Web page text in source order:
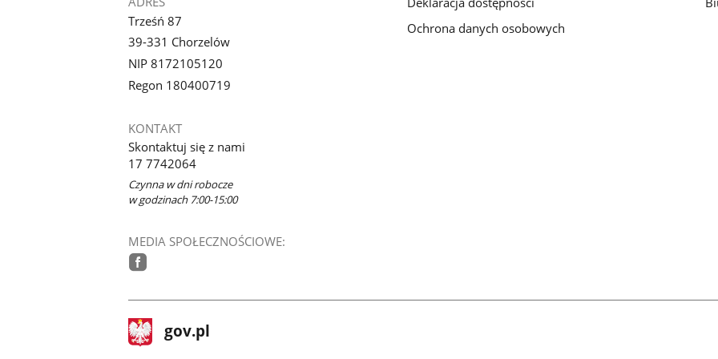
Trześń 87
39-331 Chorzelów
NIP 8172105120
Regon 180400719
KONTAKT
Skontaktuj się z nami
17 7742064
Czynna w dni robocze
w godzinach 7:00-15:00
MEDIA SPOŁECZNOŚCIOWE:
Ochrona danych osobowych
stopka
gov.pl Strona
gov.pl